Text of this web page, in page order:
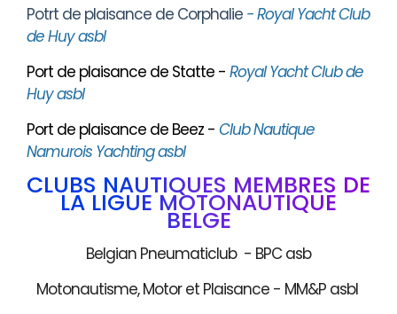
Potrt de plaisance de Corphalie - Royal Yacht Club
de Huy asbl
Port de plaisance de Statte - Royal Yacht Club de
Huy asbl
Port de plaisance de Beez - Club Nautique
Namurois Yachting asbl
CLUBS NAUTIQUES MEMBRES DE
LA LIGUE MOTONAUTIQUE
BELGE
Belgian Pneumaticlub - BPC asb
Motonautisme, Motor et Plaisance - MM&P asbl